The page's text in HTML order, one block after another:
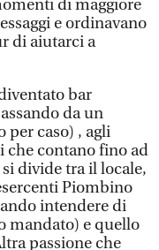
di maggiore
e ordinavano
di aiutarci a
bar
da un
per caso) , agli
contano fino ad
divide tra il locale,
Piombino
intendere di
mandato) e quello
passione che